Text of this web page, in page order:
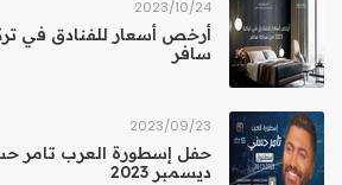
24‏/10‏/2023
سافر
23‏/09‏/2023
ديسمبر 2023